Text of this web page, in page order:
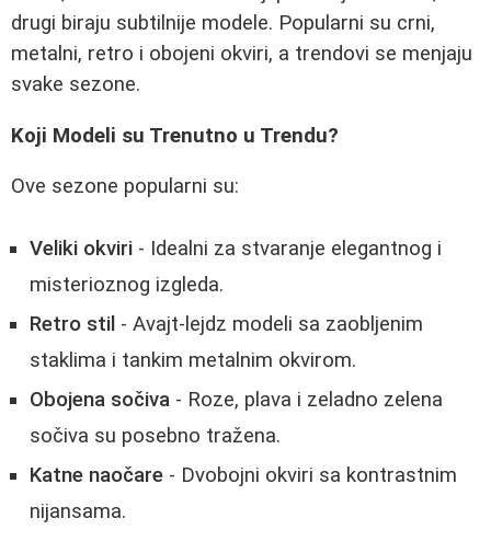
drugi biraju subtilnije modele. Popularni su crni,
metalni, retro i obojeni okviri, a trendovi se menjaju
svake sezone.
Koji Modeli su Trenutno u Trendu?
Ove sezone popularni su:
Veliki okviri - Idealni za stvaranje elegantnog i
misterioznog izgleda.
Retro stil - Avajt-lejdz modeli sa zaobljenim
staklima i tankim metalnim okvirom.
Obojena sočiva - Roze, plava i zeladno zelena
sočiva su posebno tražena.
Katne naočare - Dvobojni okviri sa kontrastnim
nijansama.